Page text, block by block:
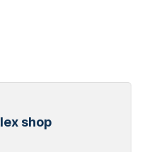
shop